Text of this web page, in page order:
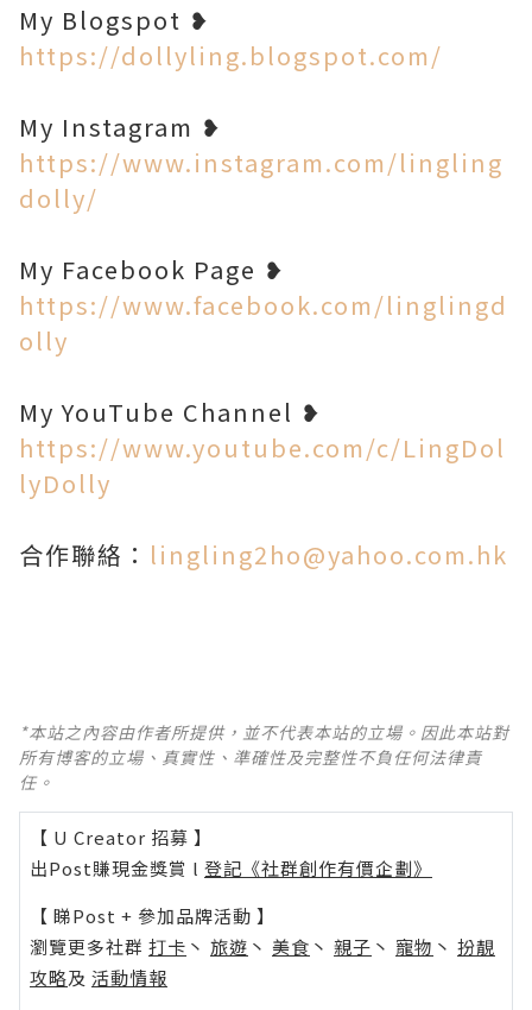
My Blogspot ❥
https://dollyling.blogspot.com/
My Instagram ❥
https://www.instagram.com/lingling
dolly/
My Facebook Page ❥
https://www.facebook.com/linglingd
olly
My YouTube Channel ❥
https://www.youtube.com/c/LingDol
lyDolly
合作聯絡： lingling2ho@yahoo.com.hk
*本站之內容由作者所提供，並不代表本站的立場。因此本站對
所有博客的立場、真實性、準確性及完整性不負任何法律責
任。
【 U Creator 招募 】
出Post賺現金獎賞 l 登記《社群創作有價企劃》
【 睇Post + 參加品牌活動 】
瀏覽更多社群 打卡 丶 旅遊 丶 美食 丶 親子 丶 寵物 丶 扮靚
攻略及 活動情報